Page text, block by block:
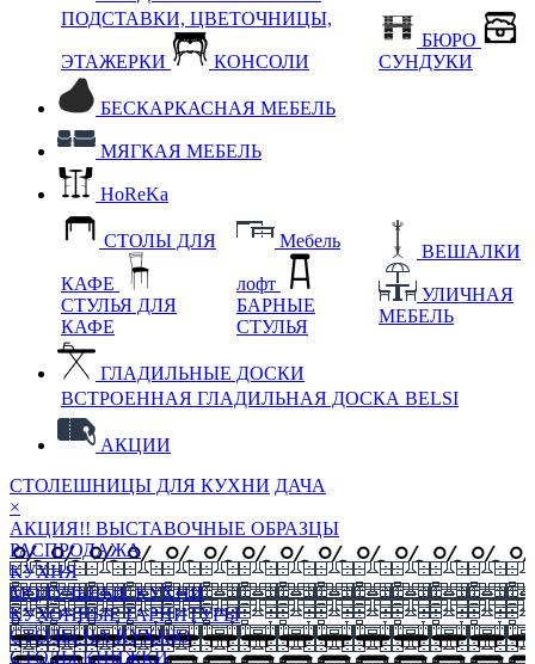
ПОДСТАВКИ, ЦВЕТОЧНИЦЫ,
ЭТАЖЕРКИ КОНСОЛИ
БЮРО
СУНДУКИ
БЕСКАРКАСНАЯ МЕБЕЛЬ
МЯГКАЯ МЕБЕЛЬ
HoReKa
СТОЛЫ ДЛЯ
КАФЕ
СТУЛЬЯ ДЛЯ
КАФЕ
Мебель
лофт
БАРНЫЕ
СТУЛЬЯ
ВЕШАЛКИ
УЛИЧНАЯ
МЕБЕЛЬ
ГЛАДИЛЬНЫЕ ДОСКИ
ВСТРОЕННАЯ ГЛАДИЛЬНАЯ ДОСКА BELSI
АКЦИИ
СТОЛЕШНИЦЫ ДЛЯ КУХНИ ДАЧА
×
АКЦИЯ!! ВЫСТАВОЧНЫЕ ОБРАЗЦЫ
РАСПРОДАЖА
КУХНЯ
МОДУЛЬНЫЕ КУХНИ
КУХОННЫЕ ГАРНИТУРЫ
СТОЛЫ НА КУХНЮ
СТОЛЫ КНИЖКИ